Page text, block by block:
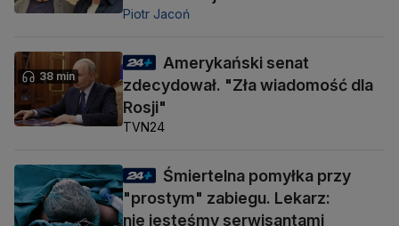
Piotr Jacoń
38 min
Amerykański senat
zdecydował. "Zła wiadomość dla
Rosji"
TVN24
Śmiertelna pomyłka przy
"prostym" zabiegu. Lekarz:
nie jesteśmy serwisantami